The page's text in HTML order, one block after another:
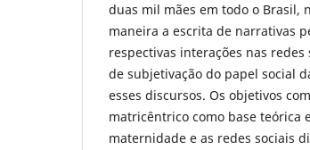
duas mil mães em todo o Brasil,
maneira a escrita de narrativas
respectivas interações nas
de subjetivação do papel social
esses discursos. Os objetivos
matricêntrico como base teórica
maternidade e as redes sociais